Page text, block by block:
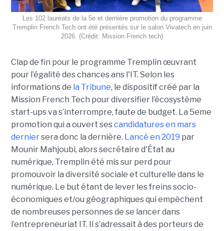
Les 102 lauréats de la 5e et dernière promotion du programme
Tremplin French Tech ont été présentés sur le salon Vivatech en juin
2026. (Crédit: Mission French tech)
Clap de fin pour le programme Tremplin œuvrant
pour l’égalité des chances ans l'IT. Selon les
informations de la Tribune, le dispositif créé par la
Mission French Tech pour diversifier l’écosystème
start-ups va s’interrompre, faute de budget. La 5eme
promotion qui a ouvert sescandidatures en mars
derniersera donc la dernière. Lancé en 2019 par
Mounir Mahjoubi, alors secrétaire d'État au
numérique, Tremplin été mis sur perd pour
promouvoir la diversité sociale et culturelle dans le
numérique. Le but étant de lever les freins socio-
économiques et/ou géographiques qui empêchent
de nombreuses personnes de se lancer dans
l’entrepreneuriat IT. Il s’adressait à des porteurs de